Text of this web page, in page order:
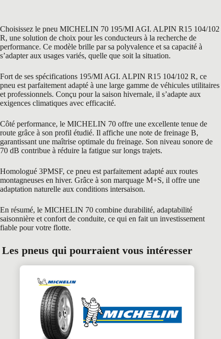
Choisissez le pneu MICHELIN 70 195/MI AGI. ALPIN R15 104/102
R, une solution de choix pour les conducteurs à la recherche de
performance. Ce modèle brille par sa polyvalence et sa capacité à
s’adapter aux usages variés, quelle que soit la situation.
Fort de ses spécifications 195/MI AGI. ALPIN R15 104/102 R, ce
pneu est parfaitement adapté à une large gamme de véhicules utilitaires
et professionnels. Conçu pour la saison hivernale, il s’adapte aux
exigences climatiques avec efficacité.
Côté performance, le MICHELIN 70 offre une excellente tenue de
route grâce à son profil étudié. Il affiche une note de freinage B,
garantissant une maîtrise optimale du freinage. Son niveau sonore de
70 dB contribue à réduire la fatigue sur longs trajets.
Homologué 3PMSF, ce pneu est parfaitement adapté aux routes
montagneuses en hiver. Grâce à son marquage M+S, il offre une
adaptation naturelle aux conditions intersaison.
En résumé, le MICHELIN 70 combine durabilité, adaptabilité
saisonnière et confort de conduite, ce qui en fait un investissement
fiable pour votre flotte.
Les pneus qui pourraient vous intéresser